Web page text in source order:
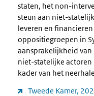
staten, het non-
steun aan niet-
leveren en
oppositiegroepen in
aansprakelijkheid van
niet-statelijke actoren
kader van het
Tweede Kamer,